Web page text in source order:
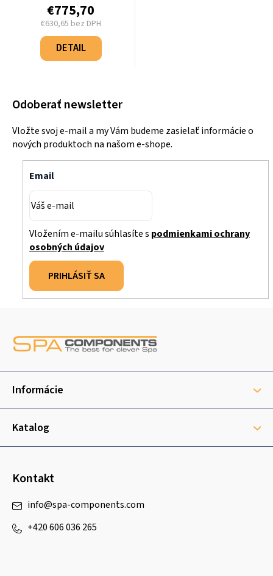
€775,70
€630,65 bez DPH
Jednotková
cena:
DETAIL
Odoberať newsletter
Vložte svoj e-mail a my Vám budeme zasielať informácie o
nových produktoch na našom e-shope.
Email
Vložením e-mailu súhlasíte s podmienkami ochrany
osobných údajov
PRIHLÁSIŤ SA
ä
i
Informácie
Katalog
Kontakt
info@spa-components.com
+420 606 036 265